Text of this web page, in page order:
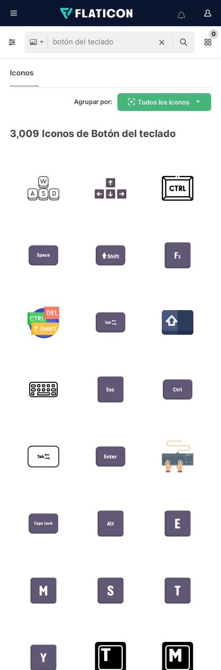
0
Iconos
Agrupar por: Todos los iconos
3,009 Iconos de Botón del teclado